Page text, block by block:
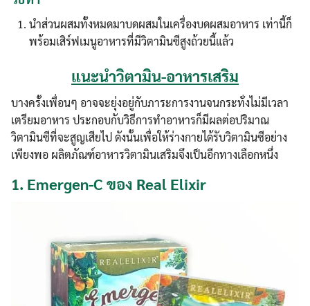
Search
for:
Search
นำส่วนผสมทั้งหมดมาบดผสมในเครื่องบดผสมอาหาร เท่านี้ก็
พร้อมเสิร์ฟเมนูอาหารที่มีวิตามินซีสูงถ้วยนี้แล้ว
แนะนำวิตามิน-อาหารเสริม
บางครั้งเพื่อนๆ อาจจะยุ่งอยู่กับภาระการงานจนกระทั่งไม่มีเวลา
เตรียมอาหาร ประกอบกับวิธีการทำอาหารก็มีผลต่อปริมาณ
วิตามินซีที่จะสูญเสียไป ดังนั้นเพื่อให้ร่างกายได้รับวิตามินซีอย่าง
เพียงพอ ผลิตภัณฑ์อาหารวิตามินเสริมจึงเป็นอีกทางเลือกหนึ่ง
1. Emergen-C ของ Real Elixir